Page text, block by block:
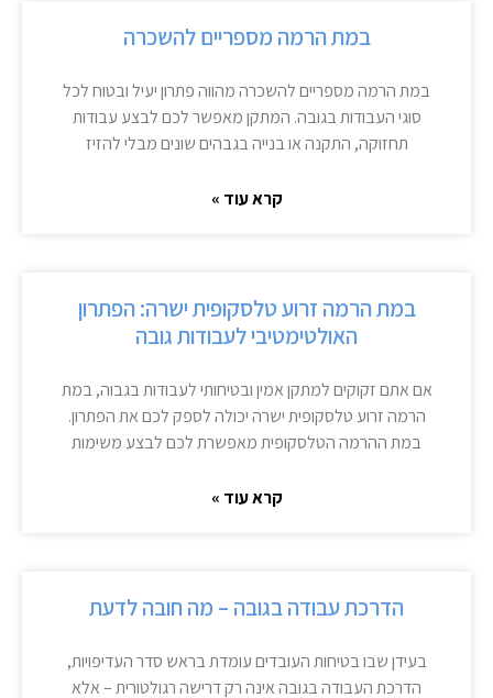
במת הרמה מספריים להשכרה
במת הרמה מספריים להשכרה מהווה פתרון יעיל ובטוח לכל
סוגי העבודות בגובה. המתקן מאפשר לכם לבצע עבודות
תחזוקה, התקנה או בנייה בגבהים שונים מבלי להזיז
קרא עוד »
במת הרמה זרוע טלסקופית ישרה: הפתרון
האולטימטיבי לעבודות גובה
אם אתם זקוקים למתקן אמין ובטיחותי לעבודות בגבוה, במת
הרמה זרוע טלסקופית ישרה יכולה לספק לכם את הפתרון.
במת ההרמה הטלסקופית מאפשרת לכם לבצע משימות
קרא עוד »
הדרכת עבודה בגובה – מה חובה לדעת
בעידן שבו בטיחות העובדים עומדת בראש סדר העדיפויות,
הדרכת העבודה בגובה אינה רק דרישה רגולטורית – אלא